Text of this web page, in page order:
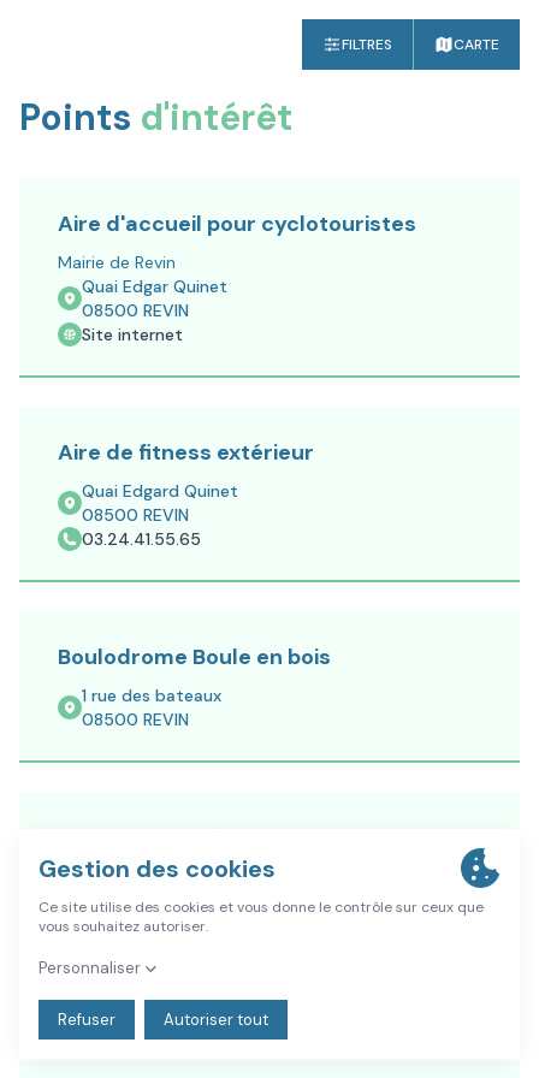
FILTRES CARTE
Points d'intérêt
Aire d'accueil pour cyclotouristes
Mairie de Revin
Quai Edgar Quinet
08500 REVIN
Site internet
Aire de fitness extérieur
Quai Edgard Quinet
08500 REVIN
03.24.41.55.65
Boulodrome Boule en bois
1 rue des bateaux
08500 REVIN
Boulodrome Pétanque
54, Quai Camille Desmoulins
08500REVIN
03 24 40 42 80
En savoir plus